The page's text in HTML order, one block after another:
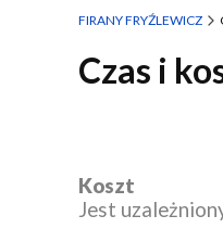
FIRANY FRYŹLEWICZ
Czas i
Koszt
Jest